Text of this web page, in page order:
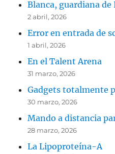
Blanca, guardiana
2 abril, 2026
Error en entrada de
1 abril, 2026
En el Talent Arena
31 marzo, 2026
Gadgets totalmente
30 marzo, 2026
Mando a distancia
28 marzo, 2026
La Lipoproteína-A